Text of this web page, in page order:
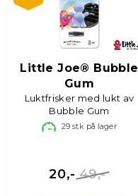
Little Joe® Bubble
Gum
Luktfrisker med lukt av
Bubble Gum
29 stk på lager
49,-
20,-